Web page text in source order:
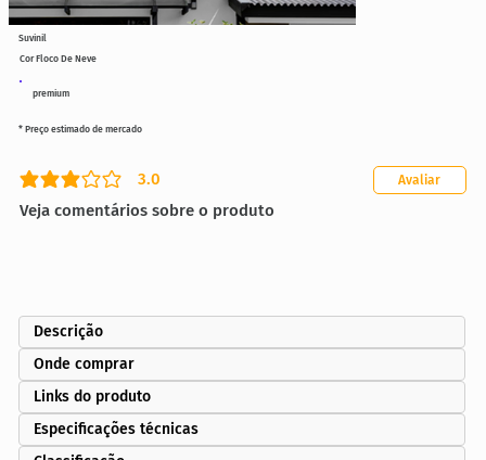
premium
Cor Floco De Neve
3.0
classificação média é 3 de 5
Veja comentários sobre o produto
Avaliar
* Preço estimado de mercado
Suvinil
Descrição
Onde comprar
Links do produto
Especificações técnicas